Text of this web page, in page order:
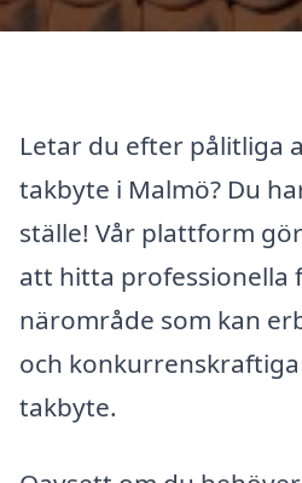
Letar du efter pålitliga
takbyte i Malmö? Du
ställe! Vår plattform
att hitta professionella
närområde som kan
och
takbyte.